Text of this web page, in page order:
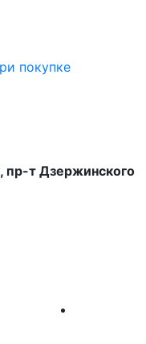
покупке
пр-т Дзержинского